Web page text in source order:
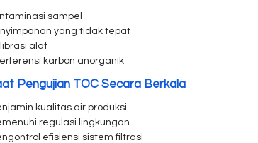
sampel
yang tidak tepat
alat
karbon anorganik
Pengujian TOC Secara Berkala
kualitas air produksi
regulasi lingkungan
efisiensi sistem filtrasi